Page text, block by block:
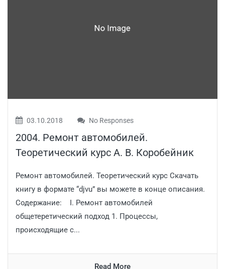
03.10.2018 No Responses
2004. Ремонт автомобилей.
Теоретический курс А. В. Коробейник
Ремонт автомобилей. Теоретический курс Скачать
книгу в формате “djvu” вы можете в конце описания.
Содержание: I. Ремонт автомобилей
общетеретический подход 1. Процессы,
происходящие с...
Read More